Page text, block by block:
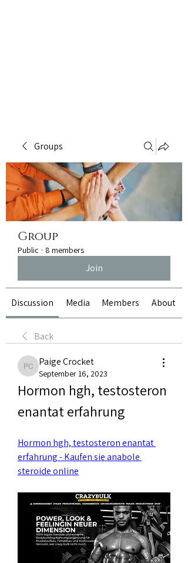
Groups
Group
Public · 8 members
Join
Discussion Media Members About
Back
Paige Crocket
Paige Crocket
September 16, 2023
Hormon hgh, testosteron
enantat erfahrung
Hormon hgh, testosteron enantat
erfahrung - Kaufen sie anabole
steroide online